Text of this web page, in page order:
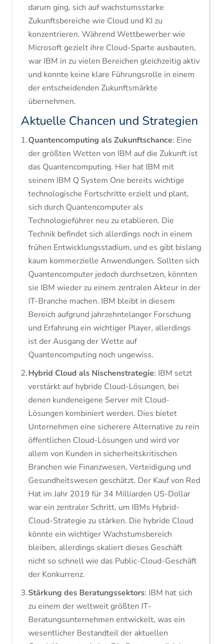
darum ging, sich auf wachstumsstarke
Zukunftsbereiche wie Cloud und KI zu
konzentrieren. Während Wettbewerber wie
Microsoft gezielt ihre Cloud-Sparte ausbauten,
war IBM in zu vielen Bereichen gleichzeitig aktiv
und konnte keine klare Führungsrolle in einem
der entscheidenden Zukunftsmärkte
übernehmen.
Aktuelle Chancen und Strategien
Quantencomputing als Zukunftschance: Eine
der größten Wetten von IBM auf die Zukunft ist
das Quantencomputing. Hier hat IBM mit
seinem IBM Q System One bereits wichtige
technologische Fortschritte erzielt und plant,
sich durch Quantencomputer als
Technologieführer neu zu etablieren. Die
Technik befindet sich allerdings noch in einem
frühen Entwicklungsstadium, und es gibt bislang
kaum kommerzielle Anwendungen. Sollten sich
Quantencomputer jedoch durchsetzen, könnten
sie IBM wieder zu einem zentralen Akteur in der
IT-Branche machen. IBM bleibt in diesem
Bereich aufgrund jahrzehntelanger Forschung
und Erfahrung ein wichtiger Player, allerdings
ist der Ausgang der Wette auf
Quantencomputing noch ungewiss.
Hybrid Cloud als Nischenstrategie: IBM setzt
verstärkt auf hybride Cloud-Lösungen, bei
denen kundeneigene Server mit Cloud-
Lösungen kombiniert werden. Dies bietet
Unternehmen eine sicherere Alternative zu rein
öffentlichen Cloud-Lösungen und wird vor
allem von Kunden in sicherheitskritischen
Branchen wie Finanzwesen, Verteidigung und
Gesundheitswesen geschätzt. Der Kauf von Red
Hat im Jahr 2019 für 34 Milliarden US-Dollar
war ein zentraler Schritt, um IBMs Hybrid-
Cloud-Strategie zu stärken. Die hybride Cloud
könnte ein wichtiger Wachstumsbereich
bleiben, allerdings skaliert dieses Geschäft
nicht so schnell wie das Public-Cloud-Geschäft
der Konkurrenz.
Stärkung des Beratungssektors: IBM hat sich
zu einem der weltweit größten IT-
Beratungsunternehmen entwickelt, was ein
wesentlicher Bestandteil der aktuellen